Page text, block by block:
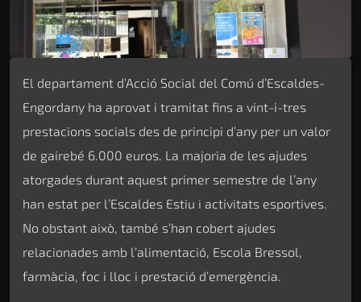
El departament d’Acció Social del Comú d’Escaldes-
Engordany ha aprovat i tramitat fins a vint-i-tres
prestacions socials des de principi d’any per un valor
de gairebé 6.000 euros. La majoria de les ajudes
atorgades durant aquest primer semestre de l’any
han estat per l’Escaldes Estiu i activitats esportives.
No obstant això, també s’han cobert ajudes
relacionades amb l’alimentació, Escola Bressol,
farmàcia, foc i lloc i prestació d’emergència.